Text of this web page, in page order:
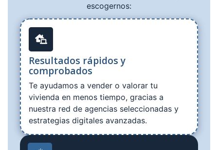
escogernos:
Resultados rápidos y
comprobados
Te ayudamos a vender o valorar tu
vivienda en menos tiempo, gracias a
nuestra red de agencias seleccionadas y
estrategias digitales avanzadas.